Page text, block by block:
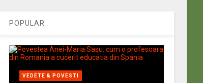
POPULAR
VEDETE & POVESTI